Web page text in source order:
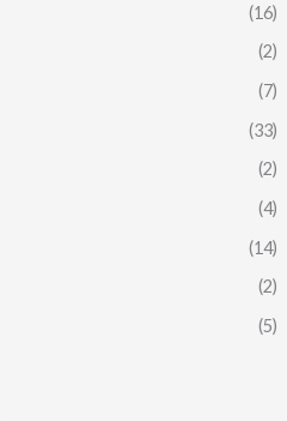
(16)
(2)
(7)
(33)
(2)
(4)
(14)
(2)
(5)